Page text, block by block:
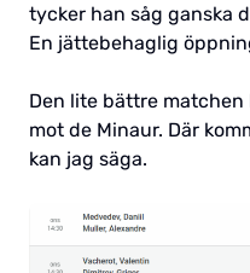
tycker han såg ganska
En jättebehaglig
Den lite bättre matchen
mot de Minaur. Där
kan jag säga.